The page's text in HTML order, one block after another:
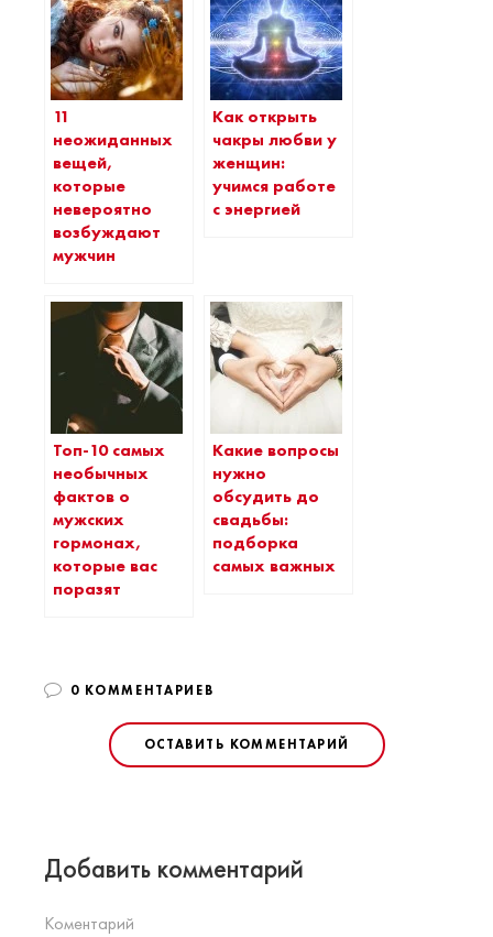
11
неожиданных
вещей,
которые
невероятно
возбуждают
мужчин
Как открыть
чакры любви у
женщин:
учимся работе
с энергией
Топ-10 самых
необычных
фактов о
мужских
гормонах,
которые вас
поразят
Какие вопросы
нужно
обсудить до
свадьбы:
подборка
самых важных
0 КОММЕНТАРИЕВ
ОСТАВИТЬ КОММЕНТАРИЙ
Добавить комментарий
Коментарий